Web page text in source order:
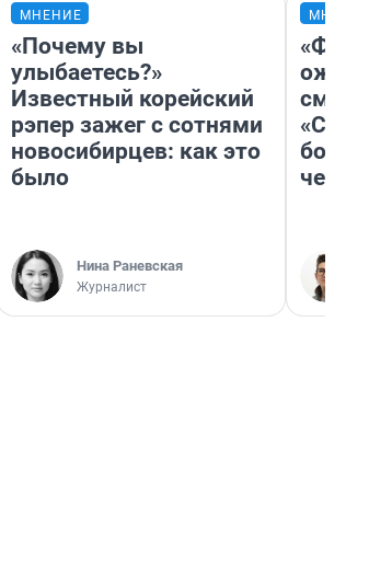
МНЕНИЕ
«Почему вы
улыбаетесь?»
Известный корейский
рэпер зажег с сотнями
новосибирцев: как это
было
Нина Раневская
Журналист